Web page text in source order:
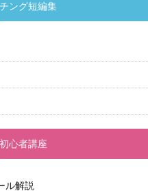
ング短編集
心者講座
ル解説